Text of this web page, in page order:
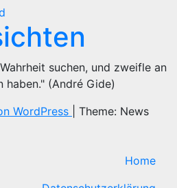
suchen, und zweifle an
haben." (André Gide)
WordPress
Theme: News
Home